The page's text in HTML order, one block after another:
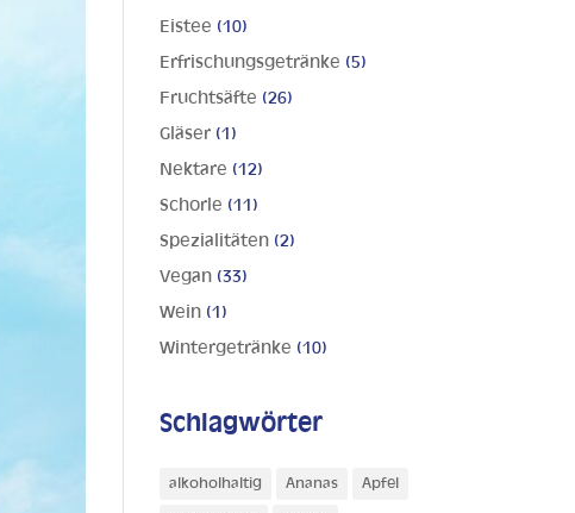
Eistee (10)
Erfrischungsgetränke (5)
Fruchtsäfte (26)
Gläser (1)
Nektare (12)
Schorle (11)
Spezialitäten (2)
Vegan (33)
Wein (1)
Wintergetränke (10)
Schlagwörter
alkoholhaltig Ananas Apfel